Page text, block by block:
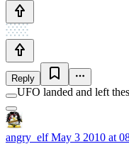
Reply
UFO landed and left
angry_elfMay 3 2010 at